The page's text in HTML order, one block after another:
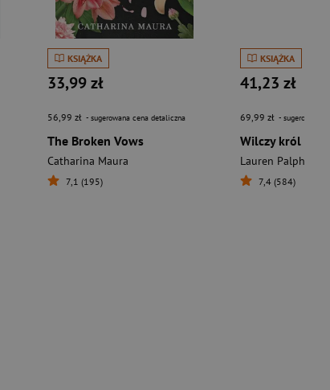
KSIĄŻKA
33,99 zł
56,99 zł - sugerowana cena detaliczna
The Broken Vows
Catharina Maura
7,1 (195)
KSIĄŻKA
41,23 zł
69,99 zł - sugerowana
Wilczy król
Lauren
7,4 (584)